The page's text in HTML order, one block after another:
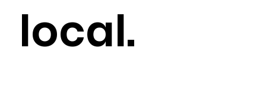
local.